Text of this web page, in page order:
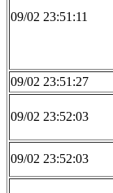
09/02 23:51:11
09/02 23:51:27
09/02 23:52:03
09/02 23:52:03